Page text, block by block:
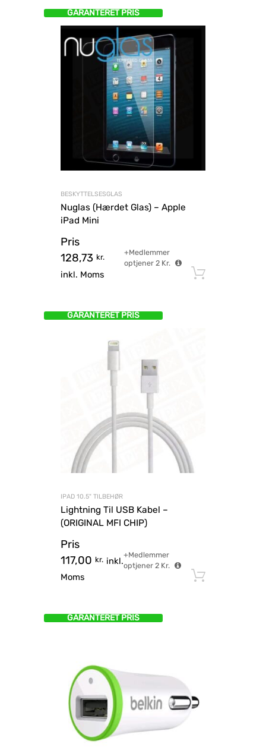
GARANTERET PRIS
BESKYTTELSESGLAS
Nuglas (Hærdet Glas) – Apple
iPad Mini
Pris
128,73 kr.
inkl. Moms
+Medlemmer
optjener 2Kr.
GARANTERET PRIS
IPAD 10.5" TILBEHØR
Lightning Til USB Kabel –
(ORIGINAL MFI CHIP)
Pris
117,00 kr. inkl.
Moms
+Medlemmer
optjener2 Kr.
GARANTERET PRIS